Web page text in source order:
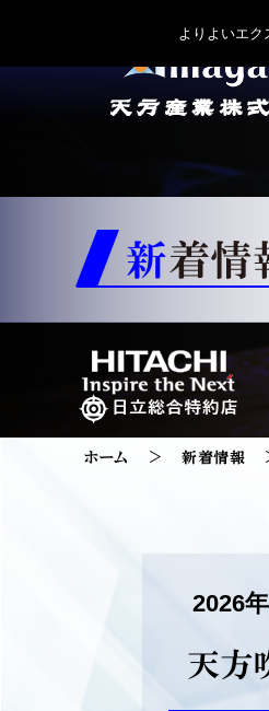
新着
ホーム 新着情報
2026
天方
よりよいエ